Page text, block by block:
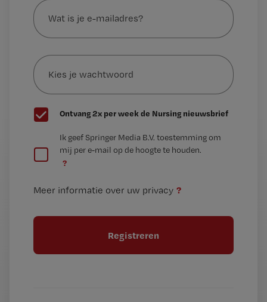
is
je
mailadres?
Kies
je
wachtwoord
G
e
t
Ontvang 2x per week de Nursing nieuwsbrief
e
t
l
Ik geef Springer Media B.V. toestemming om
mij per e-mail op de hoogte te houden.
?
Meer informatie over uw privacy ?